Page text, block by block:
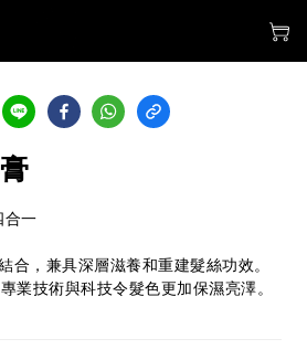
一
合，兼具深層滋養和重建髮絲功效。
業技術與科技令髮色更加保濕亮澤。